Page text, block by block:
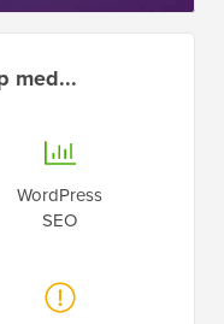
med...
WordPress
SEO